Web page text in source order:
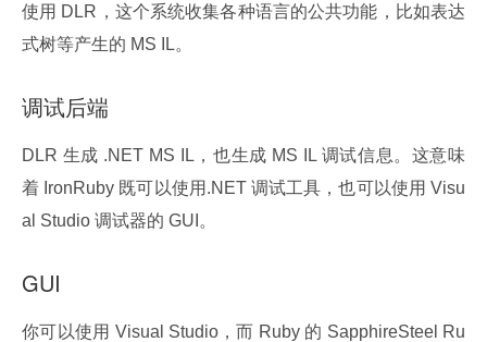
使用 DLR，这个系统收集各种语言的公共功能，比如表达
式树等产生的 MS IL。
调试后端
DLR 生成 .NET MS IL，也生成 MS IL 调试信息。这意味
着 IronRuby 既可以使用.NET 调试工具，也可以使用 Visu
al Studio 调试器的 GUI。
GUI
你可以使用 Visual Studio，而 Ruby 的 SapphireSteel Ru